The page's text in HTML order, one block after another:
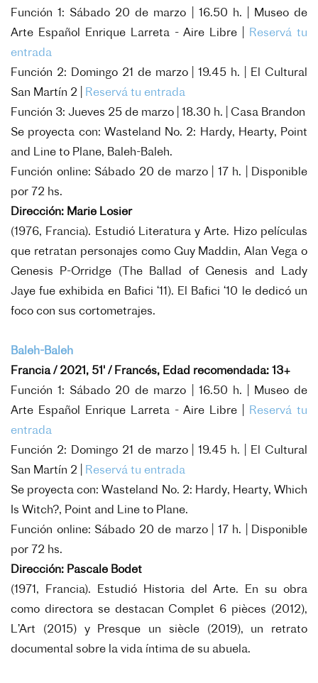
Función 1: Sábado 20 de marzo | 16.50 h. | Museo de
Arte Español Enrique Larreta - Aire Libre |
Reservá tu
entrada
Función 2: Domingo 21 de marzo | 19.45 h. | El Cultural
San Martín 2 |
Reservá tu entrada
Función 3: Jueves 25 de marzo | 18.30 h. | Casa Brandon
Se proyecta con: Wasteland No. 2: Hardy, Hearty, Point
and Line to Plane, Baleh-Baleh.
Función online: Sábado 20 de marzo | 17 h. | Disponible
por 72 hs.
Dirección: Marie Losier
(1976, Francia). Estudió Literatura y Arte. Hizo películas
que retratan personajes como Guy Maddin, Alan Vega o
Genesis P-Orridge (The Ballad of Genesis and Lady
Jaye fue exhibida en Bafici ‘11). El Bafici ‘10 le dedicó un
foco con sus cortometrajes.
Baleh-Baleh
Francia / 2021, 51' / Francés, Edad recomendada: 13+
Función 1: Sábado 20 de marzo | 16.50 h. | Museo de
Arte Español Enrique Larreta - Aire Libre |
Reservá tu
entrada
Función 2: Domingo 21 de marzo | 19.45 h. | El Cultural
San Martín 2 |
Reservá tu entrada
Se proyecta con: Wasteland No. 2: Hardy, Hearty, Which
Is Witch?, Point and Line to Plane.
Función online: Sábado 20 de marzo | 17 h. | Disponible
por 72 hs.
Dirección: Pascale Bodet
(1971, Francia). Estudió Historia del Arte. En su obra
como directora se destacan Complet 6 pièces (2012),
L’Art (2015) y Presque un siècle (2019), un retrato
documental sobre la vida íntima de su abuela.